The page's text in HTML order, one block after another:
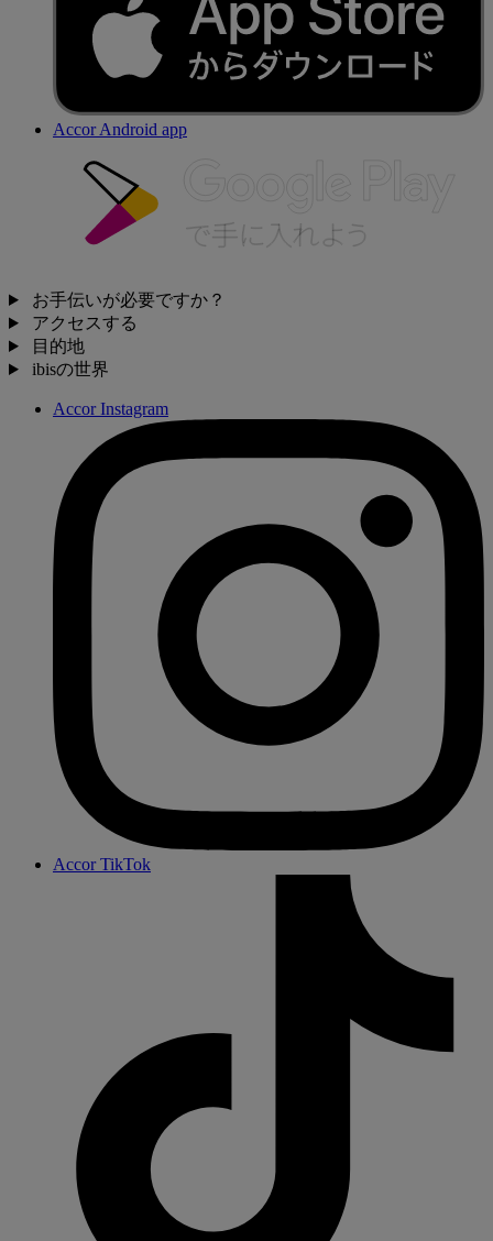
Accor Android app
お手伝いが必要ですか？
アクセスする
目的地
ibisの世界
Accor Instagram
Accor TikTok